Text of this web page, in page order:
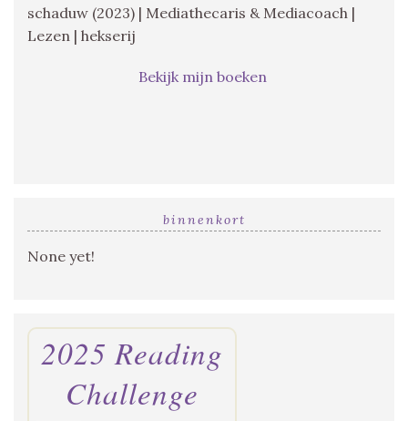
schaduw (2023) | Mediathecaris & Mediacoach |
Lezen | hekserij
Bekijk mijn boeken
binnenkort
None yet!
2025 Reading
Challenge